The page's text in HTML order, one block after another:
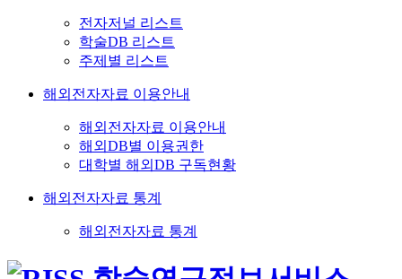
전자저널 리스트
학술DB 리스트
주제별 리스트
해외전자자료 이용안내
해외전자자료 이용안내
해외DB별 이용권한
대학별 해외DB 구독현황
해외전자자료 통계
해외전자자료 통계